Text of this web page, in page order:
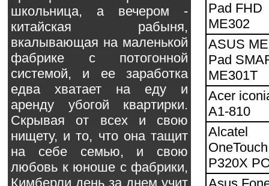
Pad FHD
ME302
ASUS
Pad
ME301T
Acer
A1-810
Alcatel
OneTouch
P320X
школьница, а вечером -
китайская рабыня,
вкалывающая на маленькой
фабрике с потогонной
системой, и ее заработка
едва хватает на еду и
аренду убогой квартирки.
Скрывая от всех и свою
нищету, и то, что она тащит
на себе семью, и свою
любовь к юноше с фабрики,
Кимберли день за днем учит